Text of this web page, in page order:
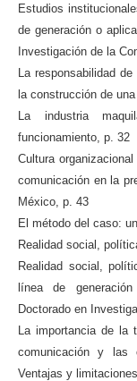
Estudios
de generación o
Investigación de la
La responsabilidad
la construcción de
La industria
funcionamiento, p. 32
Cultura
comunicación en la
México, p. 43
El método del caso:
Realidad social,
Realidad social,
línea de
Doctorado en
La importancia de
comunicación y las
Ventajas y